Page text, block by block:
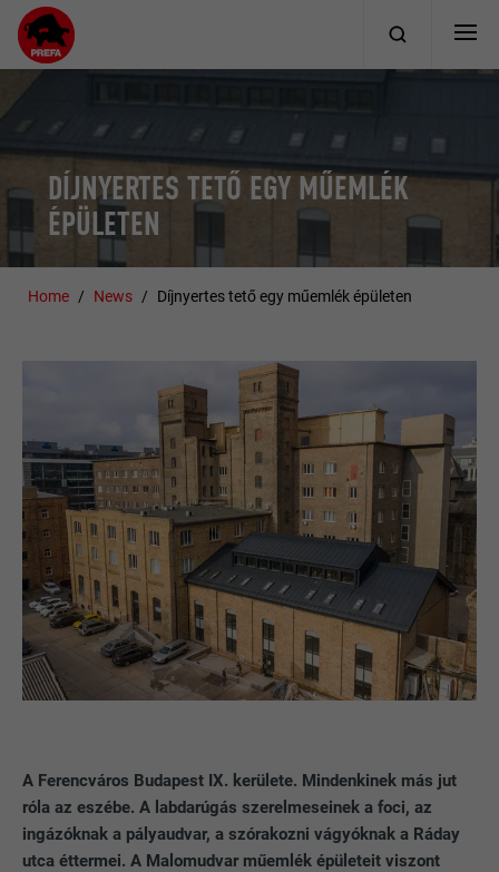
DÍJNYERTES TETŐ EGY MŰEMLÉK
ÉPÜLETEN
Home News Díjnyertes tető egy műemlék épületen
A Ferencváros Budapest IX. kerülete. Mindenkinek más jut
róla az eszébe. A labdarúgás szerelmeseinek a foci, az
ingázóknak a pályaudvar, a szórakozni vágyóknak a Ráday
utca éttermei. A Malomudvar műemlék épületeit viszont